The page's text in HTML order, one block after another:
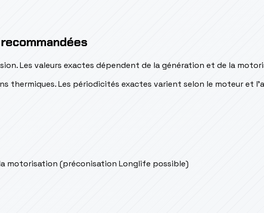
Les valeurs exactes dépendent de la génération et de la
thermiques. Les périodicités exactes varient selon le moteur et
motorisation (préconisation Longlife possible)